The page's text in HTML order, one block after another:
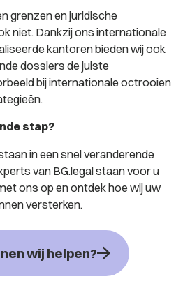
grenzen en juridische
niet. Dankzij ons internationale
kantoren bieden wij ook
dossiers de juiste
bij internationale octrooien
stap?
in een snel veranderende
van BG.legal staan voor u
ons op en ontdek hoe wij uw
versterken.
wij helpen?